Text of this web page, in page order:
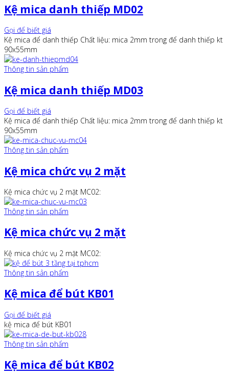
Kệ mica danh thiếp MD02
Gọi để biết giá
Kệ mica để danh thiếp Chất liệu: mica 2mm trong để danh thiếp kt
90x55mm
Thông tin sản phẩm
Kệ mica danh thiếp MD03
Gọi để biết giá
Kệ mica để danh thiếp Chất liệu: mica 2mm trong để danh thiếp kt
90x55mm
Thông tin sản phẩm
Kệ mica chức vụ 2 mặt
Kệ mica chức vụ 2 mặt MC02:
Thông tin sản phẩm
Kệ mica chức vụ 2 mặt
Kệ mica chức vụ 2 mặt MC02:
Thông tin sản phẩm
Kệ mica để bút KB01
Gọi để biết giá
kệ mica để bút KB01
Thông tin sản phẩm
Kệ mica để bút KB02